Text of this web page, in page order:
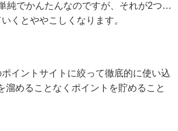
純でかんたんなのですが、それが2つ…
くとややこしくなります。
イントサイトに絞って徹底的に使い込
溜めることなくポイントを貯めること